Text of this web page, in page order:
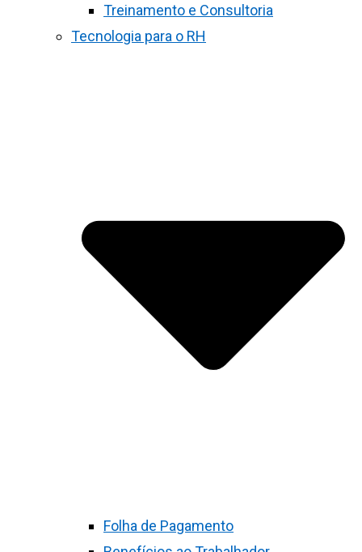
Treinamento e Consultoria
Tecnologia para o RH
Folha de Pagamento